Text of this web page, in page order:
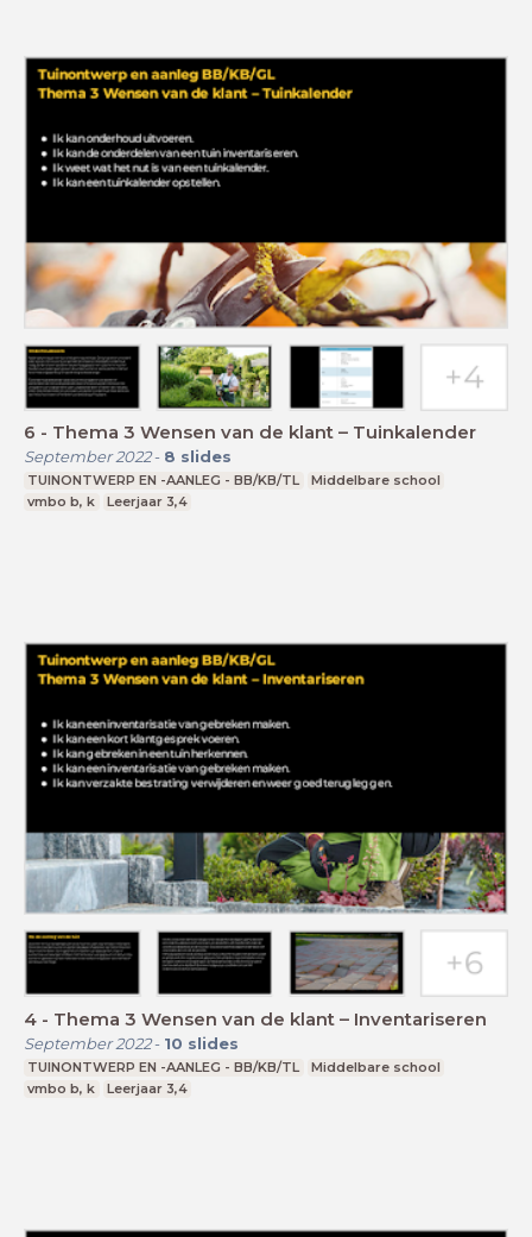
6 - Thema 3 Wensen van de klant – Tuinkalender
September 2022- 8 slides
TUINONTWERP EN -AANLEG - BB/KB/TL
Middelbare school
vmbo b, k
Leerjaar 3,4
4 - Thema 3 Wensen van de klant – Inventariseren
September 2022- 10 slides
TUINONTWERP EN -AANLEG - BB/KB/TL
Middelbare school
vmbo b, k
Leerjaar 3,4